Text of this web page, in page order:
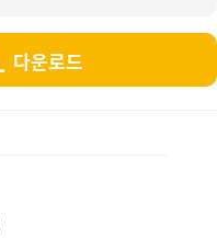
다운로드